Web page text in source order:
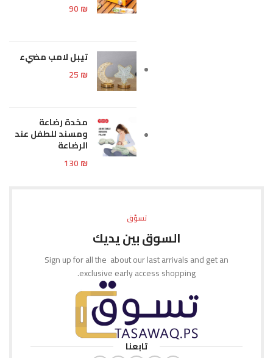
90₪
تيبل لامب مضيء
25₪
مخدة رضاعة
ومسند للطفل عند
الرضاعة
130₪
تسوّق
السوق بين يديك
Sign up for all the about our last arrivals and get an
exclusive early access shopping.
تابعنا